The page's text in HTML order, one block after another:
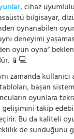
, cihaz
bilgisayar,
oynanabilen
deneyimi
oyun oyna”
📱💻
zamanda kullanıcı
başarı
oyunlara
gelişimini takip
Bu da kaliteli
de sunduğunu